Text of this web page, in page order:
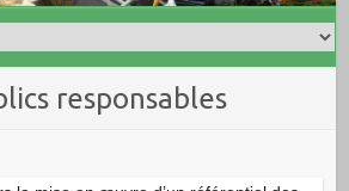
responsables